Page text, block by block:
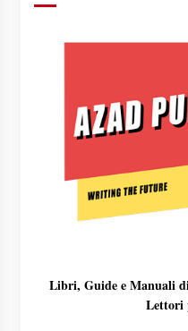
Libri, Guide e Manuali
Lettori